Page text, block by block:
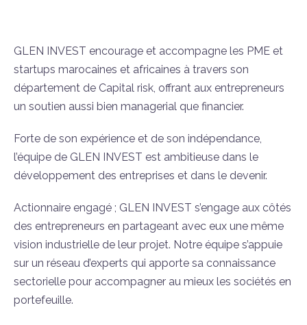
GLEN INVEST encourage et accompagne les PME et
startups marocaines et africaines à travers son
département de Capital risk, offrant aux entrepreneurs
un soutien aussi bien managerial que financier.
Forte de son expérience et de son indépendance,
l’équipe de GLEN INVEST est ambitieuse dans le
développement des entreprises et dans le devenir.
Actionnaire engagé ; GLEN INVEST s’engage aux côtés
des entrepreneurs en partageant avec eux une même
vision industrielle de leur projet. Notre équipe s’appuie
sur un réseau d’experts qui apporte sa connaissance
sectorielle pour accompagner au mieux les sociétés en
portefeuille.